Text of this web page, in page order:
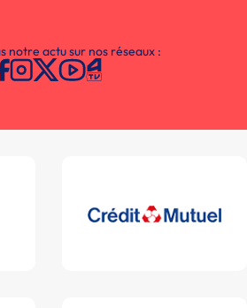
notre actu sur nos réseaux :